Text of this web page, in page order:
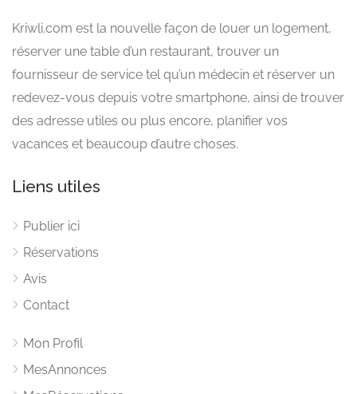
Kriwli.com est la nouvelle façon de louer un logement,
réserver une table d’un restaurant, trouver un
fournisseur de service tel qu’un médecin et réserver un
redevez-vous depuis votre smartphone, ainsi de trouver
des adresse utiles ou plus encore, planifier vos
vacances et beaucoup d’autre choses.
Liens utiles
Publier ici
Réservations
Avis
Contact
Mon Profil
MesAnnonces